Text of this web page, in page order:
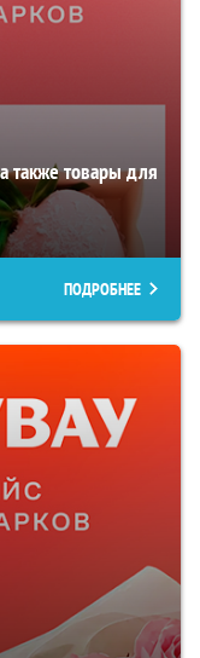
также товары для
ПОДРОБНЕЕ